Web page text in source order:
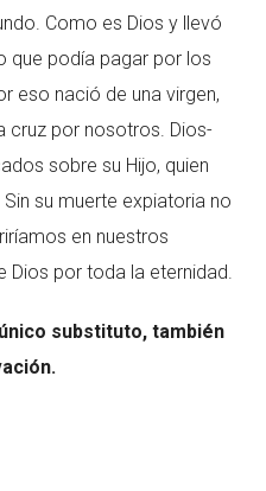
Como es Dios y llevó
que podía pagar por los
eso nació de una virgen,
cruz por nosotros. Dios-
sobre su Hijo, quien
su muerte expiatoria no
en nuestros
Dios por toda la eternidad.
substituto, también